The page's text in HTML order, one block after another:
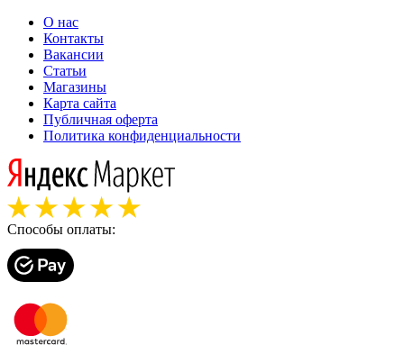
О нас
Контакты
Вакансии
Статьи
Магазины
Карта сайта
Публичная оферта
Политика конфиденциальности
Способы оплаты: